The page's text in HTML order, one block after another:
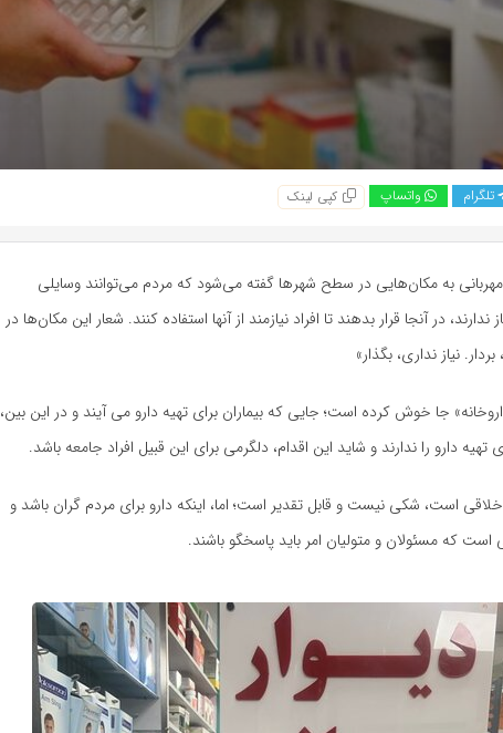
تلگرام واتساپ کپی لینک
مهربانی به مکان‌هایی در سطح شهرها گفته می‌شود که مردم می‌توانند وسایلی
در آنجا قرار بدهند تا افراد نیازمند از آنها استفاده کنند. شعار این مکان‌ها در
نیاز نداری، بگذار»
جا خوش کرده است؛ جایی که بیماران برای تهیه دارو می آیند و در این بین،
تهیه دارو را ندارند و شاید این اقدام، دلگرمی برای این قبیل افراد جامعه باشد.
است، شکی نیست و قابل تقدیر است؛ اما، اینکه دارو برای مردم گران باشد و
است که مسئولان و متولیان امر باید پاسخگو باشند.